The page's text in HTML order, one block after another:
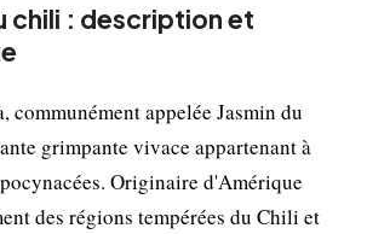
chili : description et
communément appelée Jasmin du
grimpante vivace appartenant à
Originaire d'Amérique
des régions tempérées du Chili et